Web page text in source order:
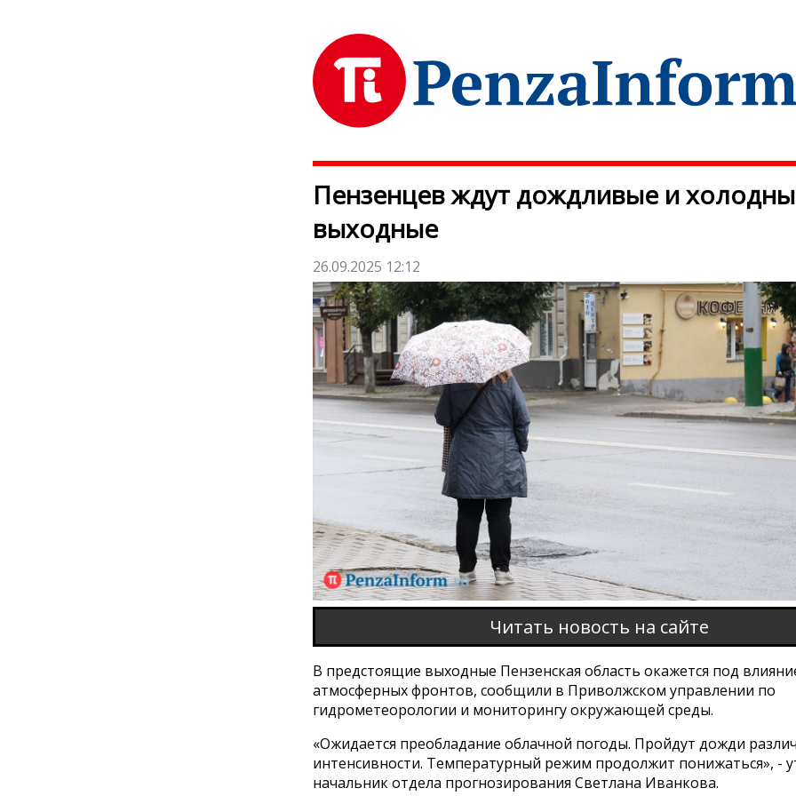
Пензенцев ждут дождливые и
выходные
26.09.2025 12:12
Читать новость на сайте
В предстоящие выходные Пензенская область окажется под
атмосферных фронтов, сообщили в Приволжском управлении по
гидрометеорологии и мониторингу окружающей среды.
«Ожидается преобладание облачной погоды. Пройдут дожди
интенсивности. Температурный режим продолжит понижаться», -
начальник отдела прогнозирования Светлана Иванкова.